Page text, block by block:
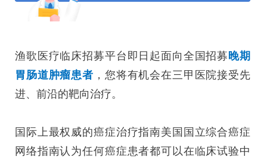
渔歌医疗临床招募平台即日起面向全国招募 晚期
胃肠道肿瘤患者 ，您将有机会在三甲医院接受先
进、前沿的靶向治疗。
国际上最权威的癌症治疗指南美国国立综合癌症
网络指南认为任何癌症患者都可以在临床试验中